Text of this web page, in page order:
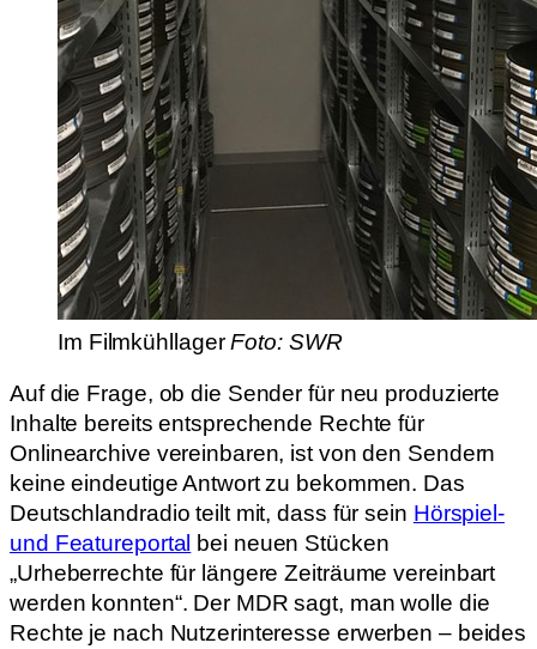
Im FilmkühllagerFoto: SWR
Auf die Frage, ob die Sender für neu produzierte
Inhalte bereits entsprechende Rechte für
Onlinearchive vereinbaren, ist von den Sendern
keine eindeutige Antwort zu bekommen. Das
Deutschlandradio teilt mit, dass für sein Hörspiel-
und Featureportal bei neuen Stücken
„Urheberrechte für längere Zeiträume vereinbart
werden konnten“. Der MDR sagt, man wolle die
Rechte je nach Nutzerinteresse erwerben – beides